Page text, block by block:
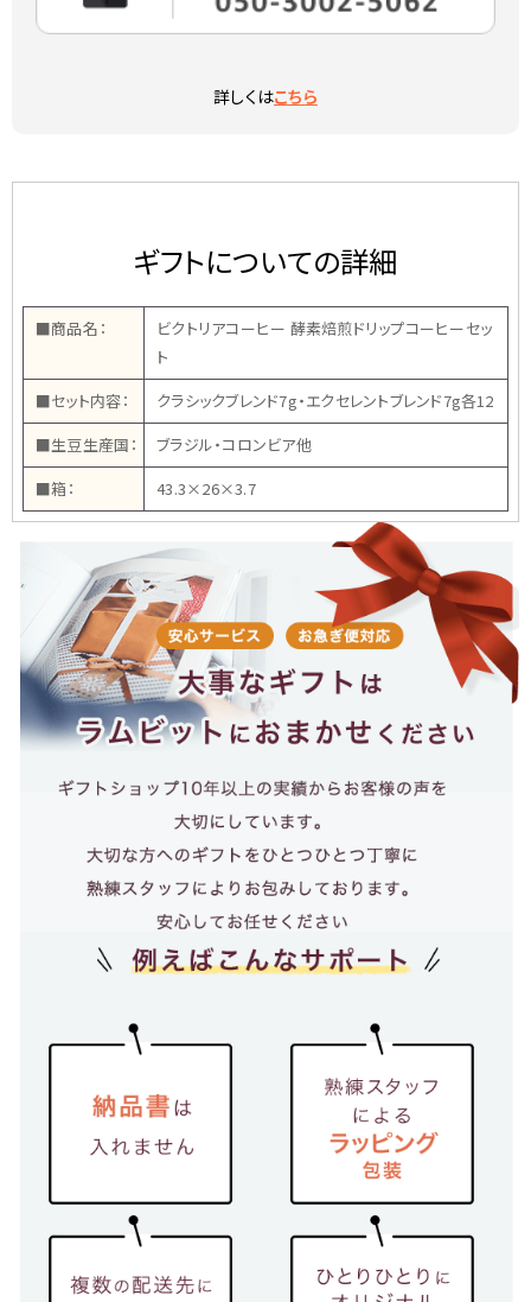
詳しくはこちら
ギフトについての詳細
■商品名：
ビクトリアコーヒー 酵素焙煎ドリップコーヒーセッ
ト
■セット内容：
クラシックブレンド7g・エクセレントブレンド7g各12
■生豆生産国：
ブラジル・コロンビア他
■箱：
43.3×26×3.7